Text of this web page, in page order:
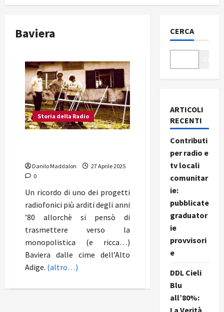
Baviera
Storia della Radio
Danilo Maddalon
27 Aprile 2025
0
Un ricordo di uno dei progetti
radiofonici più arditi degli anni
’80 allorchè si pensò di
trasmettere verso la
monopolistica (e ricca…)
Baviera dalle cime dell’Alto
Adige. (altro…)
CERCA
ARTICOLI
RECENTI
Contributi
per radio e
tv locali
comunitar
ie:
pubblicate
graduator
ie
provvisori
e
DDL Cieli
Blu
all’80%:
La Verità